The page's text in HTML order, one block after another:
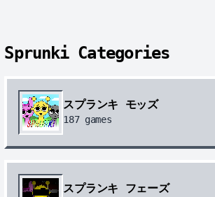
Sprunki Categories
スプランキ モッズ
187games
スプランキ フェーズ